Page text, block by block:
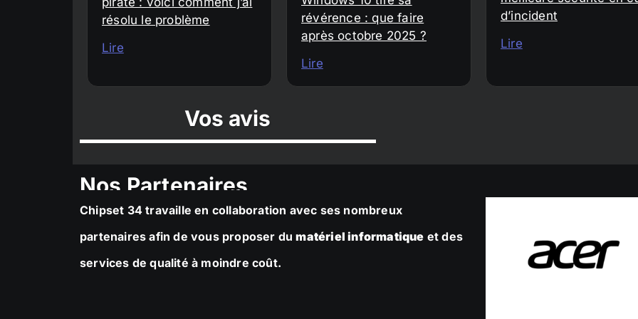
résolu le problème
Lire
révérence : que faire
après octobre 2025 ?
Lire
d’incident
Lire
Vos avis
Nos Partenaires
Chipset 34 travaille en collaboration avec ses nombreux
partenaires afin de vous proposer dumatériel informatique et des
services de qualité à moindre coût.